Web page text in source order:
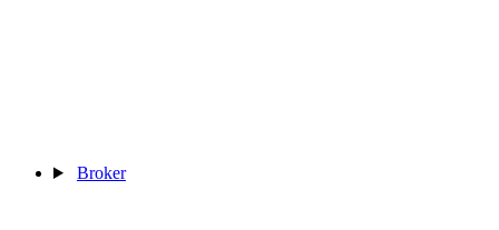
Broker